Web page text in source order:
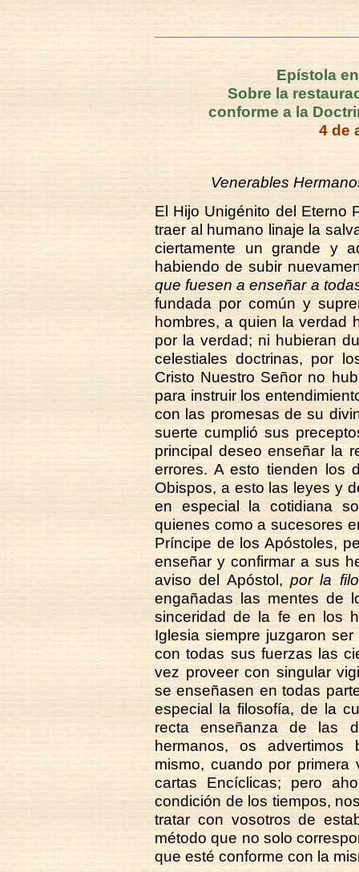
Epístola
Sobre la
conforme a la
4 de
Venerables
El Hijo Unigénito del Eterno
traer al humano linaje la
ciertamente un grande y
habiendo de subir
que fuesen a enseñar a
fundada por común y
hombres, a quien la verdad
por la verdad; ni hubieran
celestiales doctrinas, por
Cristo Nuestro Señor no
para instruir los
con las promesas de su
suerte cumplió sus
principal deseo enseñar la
errores. A esto tienden los
Obispos, a esto las leyes y
en especial la cotidiana
quienes como a sucesores
Príncipe de los Apóstoles,
enseñar y confirmar a sus
aviso del Apóstol, por la
engañadas las mentes de
sinceridad de la fe en los
Iglesia siempre juzgaron
con todas sus fuerzas las
vez proveer con singular
se enseñasen en todas
especial la filosofía, de la
recta enseñanza de las
hermanos, os advertimos
mismo, cuando por
cartas Encíclicas; pero
condición de los tiempos,
tratar con vosotros de
método que no solo
que esté conforme con la